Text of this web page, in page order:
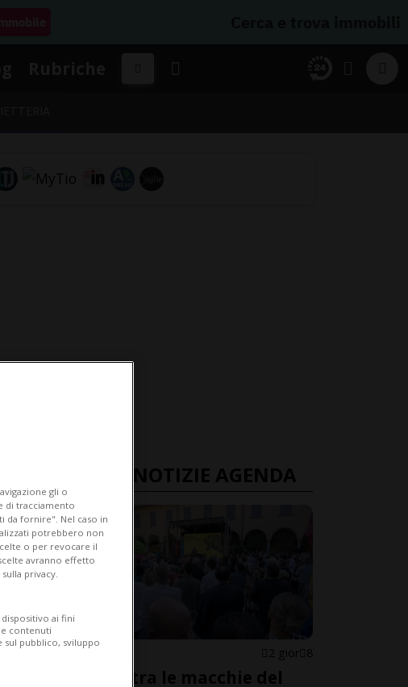
ULTIME NOTIZIE AGENDA
AGENDONE 2 gior 8
Perdersi tra le macchie del
gli o
di tracciamento
da fornire". Nel caso in
potrebbero non
o per revocare il
avranno effetto
privacy.
ai fini
contenuti
sul pubblico, sviluppo